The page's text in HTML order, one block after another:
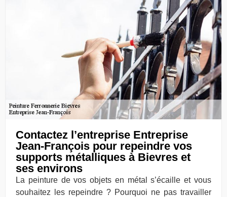
Contactez l’entreprise Entreprise
Jean-François pour repeindre vos
supports métalliques à Bievres et
ses environs
La peinture de vos objets en métal s’écaille et vous
souhaitez les repeindre ? Pourquoi ne pas travailler